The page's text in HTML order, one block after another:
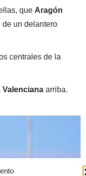
que Aragón
un delantero
centrales de la
Valencianaarriba.